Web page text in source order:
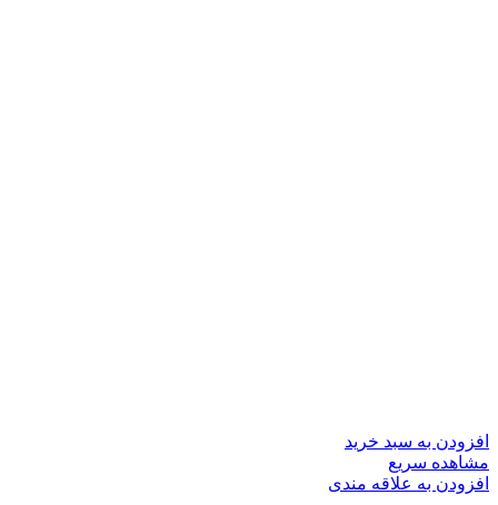
افزودن به سبد خرید
مشاهده سریع
افزودن به علاقه مندی